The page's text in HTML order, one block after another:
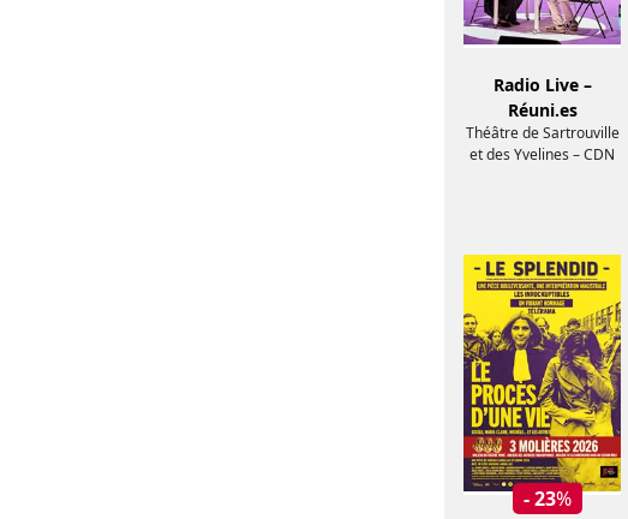
Radio Live –
Réuni.es
Théâtre de Sartrouville
et des Yvelines – CDN
- 23%